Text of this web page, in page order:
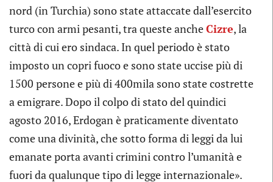
nord (in Turchia) sono state attaccate dall’esercito
turco con armi pesanti, tra queste ancheCizre, la
città di cui ero sindaca. In quel periodo è stato
imposto un copri fuoco e sono state uccise più di
1500 persone e più di 400mila sono state costrette
a emigrare. Dopo il colpo di stato del quindici
agosto 2016, Erdogan è praticamente diventato
come una divinità, che sotto forma di leggi da lui
emanate porta avanti crimini contro l’umanità e
fuori da qualunque tipo di legge internazionale».